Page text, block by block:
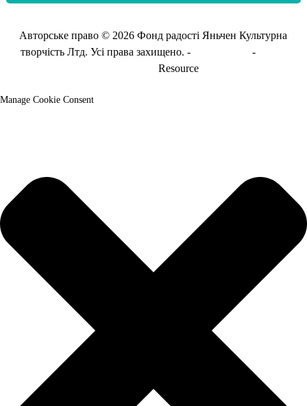
Авторське право © 2026 Фонд радості Яньчен Культурна
творчість Лтд. Усі права захищено. -
-
Resource
Manage Cookie Consent